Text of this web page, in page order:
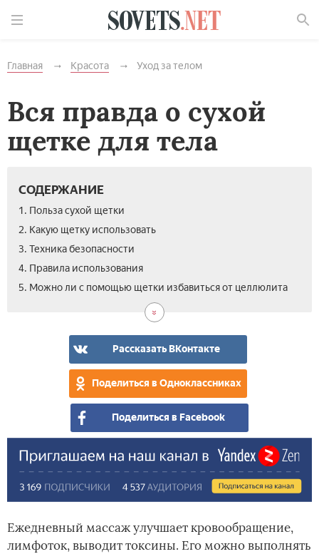
Главная Красота Уход за телом
Вся правда о сухой
щетке для тела
СОДЕРЖАНИЕ
1. Польза сухой щетки
2. Какую щетку использовать
3. Техника безопасности
4. Правила использования
5. Можно ли с помощью щетки избавиться от целлюлита
Рассказать ВКонтакте
Поделиться в Одноклассниках
Поделиться в Facebook
Ежедневный массаж улучшает кровообращение,
лимфоток, выводит токсины. Его можно выполнять